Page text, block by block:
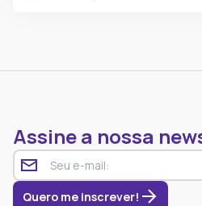
Assine a nossa
Quero me inscrever!